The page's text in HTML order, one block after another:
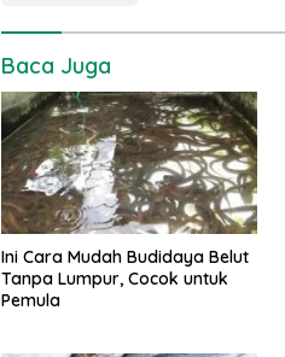
Baca Juga
Ini Cara Mudah Budidaya Belut
Tanpa Lumpur, Cocok untuk
Pemula